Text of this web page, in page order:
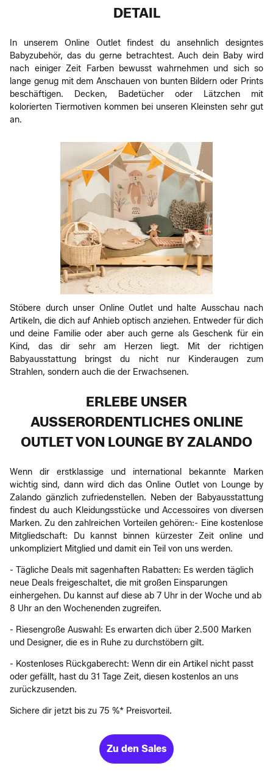
DETAIL
In unserem Online Outlet findest du ansehnlich designtes
Babyzubehör, das du gerne betrachtest. Auch dein Baby wird
nach einiger Zeit Farben bewusst wahrnehmen und sich so
lange genug mit dem Anschauen von bunten Bildern oder Prints
beschäftigen. Decken, Badetücher oder Lätzchen mit
kolorierten Tiermotiven kommen bei unseren Kleinsten sehr gut
an.
Stöbere durch unser Online Outlet und halte Ausschau nach
Artikeln, die dich auf Anhieb optisch anziehen. Entweder für dich
und deine Familie oder aber auch gerne als Geschenk für ein
Kind, das dir sehr am Herzen liegt. Mit der richtigen
Babyausstattung bringst du nicht nur Kinderaugen zum
Strahlen, sondern auch die der Erwachsenen.
ERLEBE UNSER
AUSSERORDENTLICHES ONLINE O
UTLET VON LOUNGE BY ZALANDO
Wenn dir erstklassige und international bekannte Marken
wichtig sind, dann wird dich das Online Outlet von Lounge by
Zalando gänzlich zufriedenstellen. Neben der Babyausstattung
findest du auch Kleidungsstücke und Accessoires von diversen
Marken. Zu den zahlreichen Vorteilen gehören:- Eine kostenlose
Mitgliedschaft: Du kannst binnen kürzester Zeit online und
unkompliziert Mitglied und damit ein Teil von uns werden.
- Tägliche Deals mit sagenhaften Rabatten: Es werden täglich
neue Deals freigeschaltet, die mit großen Einsparungen
einhergehen. Du kannst auf diese ab 7 Uhr in der Woche und ab
8 Uhr an den Wochenenden zugreifen.
- Riesengroße Auswahl: Es erwarten dich über 2.500 Marken
und Designer, die es in Ruhe zu durchstöbern gilt.
- Kostenloses Rückgaberecht: Wenn dir ein Artikel nicht passt
oder gefällt, hast du 31 Tage Zeit, diesen kostenlos an uns
zurückzusenden.
Sichere dir jetzt bis zu 75 %* Preisvorteil.
Zu den Sales